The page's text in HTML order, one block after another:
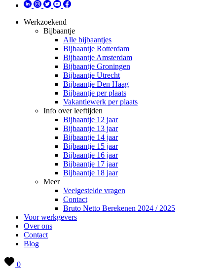
Werkzoekend
Bijbaantje
Alle bijbaantjes
Bijbaantje Rotterdam
Bijbaantje Amsterdam
Bijbaantje Groningen
Bijbaantje Utrecht
Bijbaantje Den Haag
Bijbaantje per plaats
Vakantiewerk per plaats
Info over leeftijden
Bijbaantje 12 jaar
Bijbaantje 13 jaar
Bijbaantje 14 jaar
Bijbaantje 15 jaar
Bijbaantje 16 jaar
Bijbaantje 17 jaar
Bijbaantje 18 jaar
Meer
Veelgestelde vragen
Contact
Bruto Netto Berekenen 2024 / 2025
Voor werkgevers
Over ons
Contact
Blog
0